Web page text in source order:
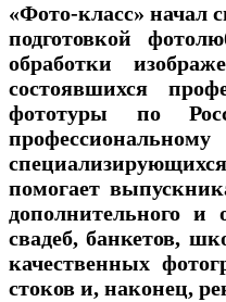
«Фото-класс» начал
подготовкой
обработки
состоявшихся
фототуры по
помогает
дополнительного и
свадеб, банкетов,
качественных
стоков и, наконец,